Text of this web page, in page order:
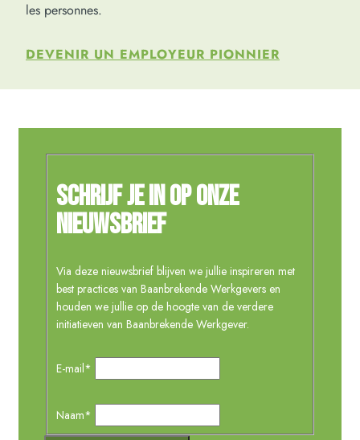
les personnes.
DEVENIR UN EMPLOYEUR PIONNIER